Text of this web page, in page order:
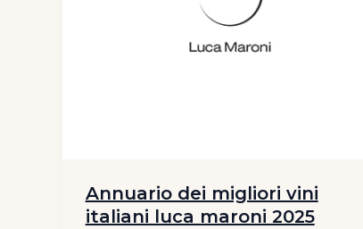
Annuario dei migliori vini
italiani luca maroni 2025